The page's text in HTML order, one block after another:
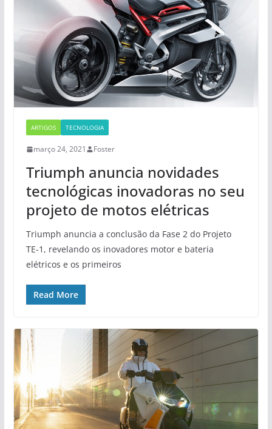
ARTIGOS TECNOLOGIA
março 24, 2021 Foster
Triumph anuncia novidades
tecnológicas inovadoras no seu
projeto de motos elétricas
Triumph anuncia a conclusão da Fase 2 do Projeto
TE-1, revelando os inovadores motor e bateria
elétricos e os primeiros
Read More